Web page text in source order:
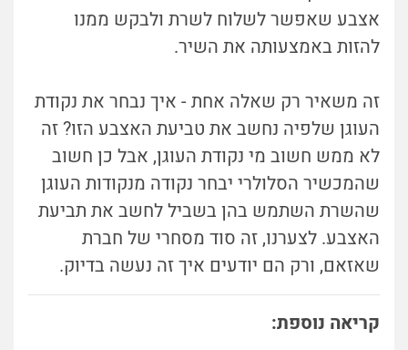
אצבע שאפשר לשלוח לשרת ולבקש ממנו
להזות באמצעותה את השיר.
זה משאיר רק שאלה אחת - איך נבחר את נקודת
העוגן שלפיה נחשב את טביעת האצבע הזו? זה
לא ממש חשוב מי נקודת העוגן, אבל כן חשוב
שהמכשיר הסלולרי יבחר נקודה מנקודות העוגן
שהשרת השתמש בהן בשביל לחשב את תביעת
האצבע. לצערנו, זה סוד מסחרי של חברת
שאזאם, ורק הם יודעים איך זה נעשה בדיוק.
קריאה נוספת: